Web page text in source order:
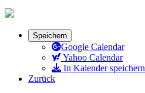
Speichern
Google Calendar
Yahoo Calendar
In Kalender speichern
Zurück